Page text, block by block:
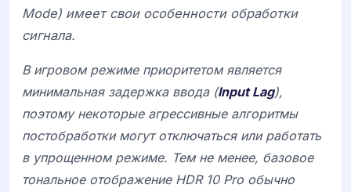
Mode) имеет свои особенности обработки
сигнала.
В игровом режиме приоритетом является
минимальная задержка ввода (Input Lag),
поэтому некоторые агрессивные алгоритмы
постобработки могут отключаться или работать
в упрощенном режиме. Тем не менее, базовое
тональное отображение HDR 10 Pro обычно